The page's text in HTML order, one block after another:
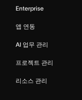
Enterprise
앱 연동
AI 업무 관리
프로젝트 관리
리소스 관리